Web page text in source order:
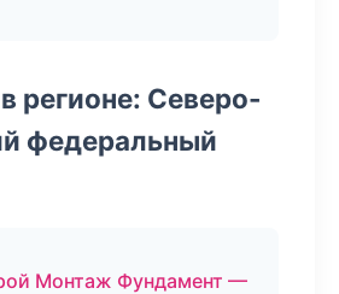
регионе: Северо-
федеральный
Монтаж Фундамент —